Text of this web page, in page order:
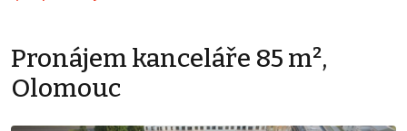
Pronájem kanceláře 85 m²,
Olomouc